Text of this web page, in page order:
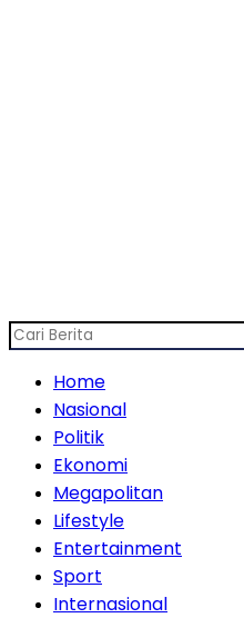
Home
Nasional
Politik
Ekonomi
Megapolitan
Lifestyle
Entertainment
Sport
Internasional